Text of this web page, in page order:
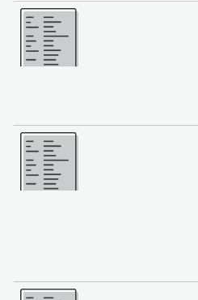
Нэмэх
Нэмэх
Нэмэх